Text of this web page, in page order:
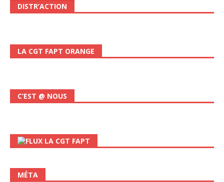
DISTR’ACTION
LA CGT FAPT ORANGE
C’EST @ NOUS
LA CGT FAPT
MÉTA